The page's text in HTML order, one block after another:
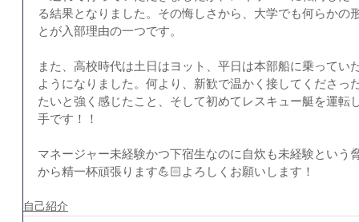
る結果となりました。その悔しさから、大学でも何らかの
とが入部理由の一つです。
また、高校時代は土日はヨット、平日は本部船に乗ってい
ようになりました。何より、新歓で温かく接してくださっ
たいと強く感じたこと、そして初めてレスキュー艇を運転
手です！！
マネージャー未経験かつ下宿生なのに自炊も未経験という
から精一杯頑張ります💪🏻よろしくお願いします！
自己紹介